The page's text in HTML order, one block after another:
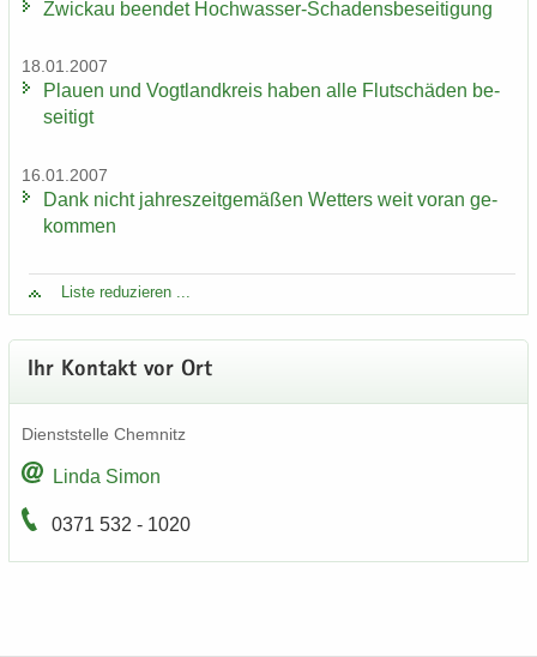
Zwi­ckau be­en­det Hochwasser-​Schadensbeseitigung
18.01.2007
Plau­en und Vogt­land­kreis haben alle Flut­schä­den be­
sei­tigt
16.01.2007
Dank nicht jah­res­zeit­ge­mä­ßen Wet­ters weit voran ge­
kom­men
Liste re­du­zie­ren ...
Ihr Kon­takt vor Ort
Dienst­stel­le Chem­nitz
Linda Simon
0371 532 - 1020